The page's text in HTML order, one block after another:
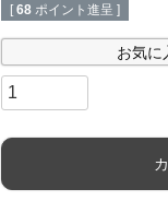
[ 68 ポイント進呈 ]
お気に